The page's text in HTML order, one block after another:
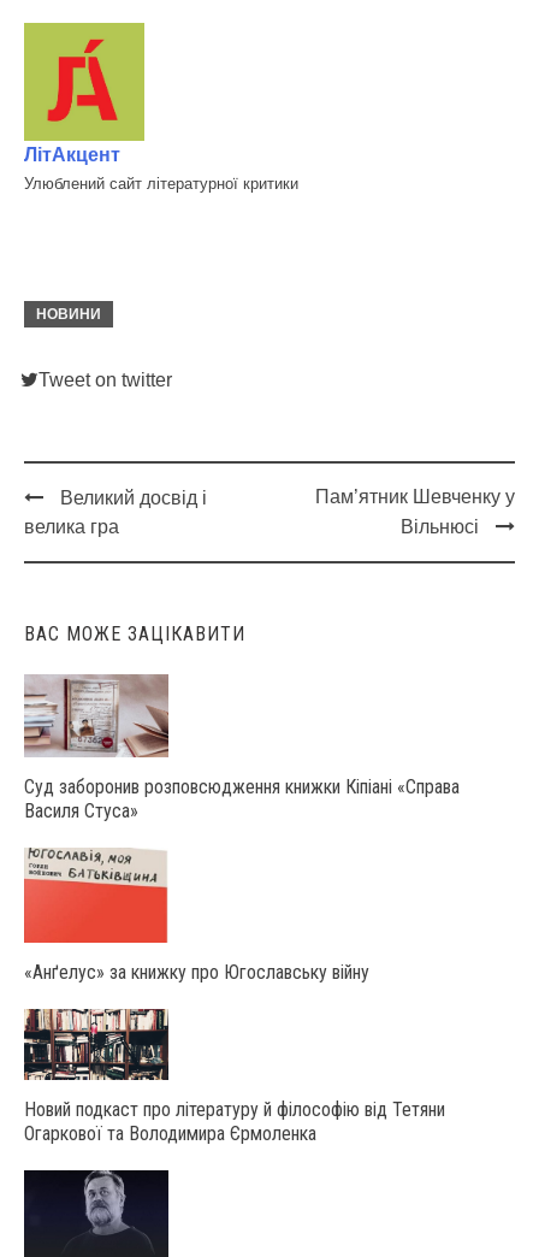
ЛітАкцент
Улюблений сайт літературної критики
НОВИНИ
Tweet on twitter
Post
navigation
Великий досвід і
велика гра
Пам’ятник Шевченку у
Вільнюсі
ВАС МОЖЕ ЗАЦІКАВИТИ
Суд заборонив розповсюдження книжки Кіпіані «Справа
Василя Стуса»
«Анґелус» за книжку про Югославську війну
Новий подкаст про літературу й філософію від Тетяни
Огаркової та Володимира Єрмоленка